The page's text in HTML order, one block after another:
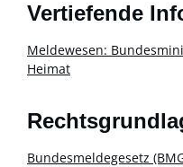
Vertiefende
Meldewesen:
Heimat
Bundesmeldegesetz